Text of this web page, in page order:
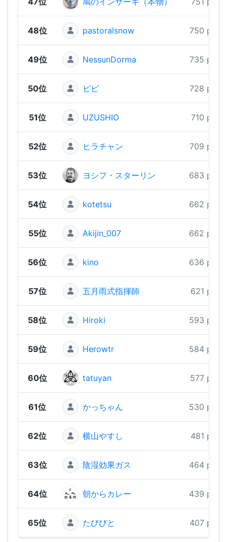
48位 pastoralsnow 750 pts
49位 NessunDorma 735 pts
50位 ピピ 728 pts
51位 UZUSHIO 710 pts
52位 ヒラチャン 709 pts
53位 ヨシフ・スターリン 683 pts
54位 kotetsu 662 pts
55位 Akijin_007 662 pts
56位 kino 636 pts
57位 五月雨式指揮師 621 pts
58位 Hiroki 593 pts
59位 Herowtr 584 pts
60位 tatuyan 577 pts
61位 かっちゃん 530 pts
62位 横山やすし 481 pts
63位 陰湿効果ガス 464 pts
64位 朝からカレー 439 pts
65位 たびびと 407 pts